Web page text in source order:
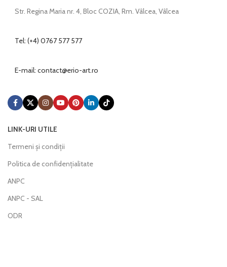
Str. Regina Maria nr. 4, Bloc COZIA, Rm. Vâlcea, Vâlcea
Tel: (+4) 0767 577 577
E-mail: or.tra-oire
@tcatnoc
LINK-URI UTILE
Termeni și condiții
Politica de confidențialitate
ANPC
ANPC - SAL
ODR